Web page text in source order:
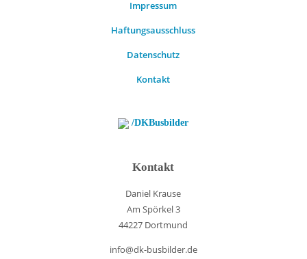
Impressum
Haftungsausschluss
Datenschutz
Kontakt
/DKBusbilder
Kontakt
Daniel Krause
Am Spörkel 3
44227 Dortmund
info@dk-busbilder.de